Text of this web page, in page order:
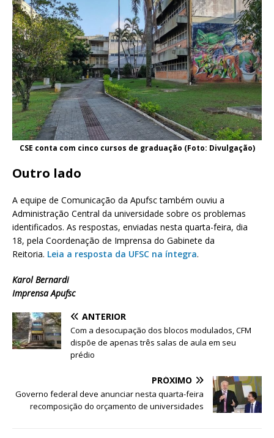
CSE conta com cinco cursos de graduação (Foto: Divulgação)
Outro lado
A equipe de Comunicação da Apufsc também ouviu a
Administração Central da universidade sobre os problemas
identificados. As respostas, enviadas nesta quarta-feira, dia
18, pela Coordenação de Imprensa do Gabinete da
Reitoria. Leia a resposta da UFSC na íntegra.
Karol Bernardi
Imprensa Apufsc
ANTERIOR
Com a desocupação dos blocos modulados, CFM
dispõe de apenas três salas de aula em seu
prédio
PRÓXIMO
Governo federal deve anunciar nesta quarta-feira
recomposição do orçamento de universidades